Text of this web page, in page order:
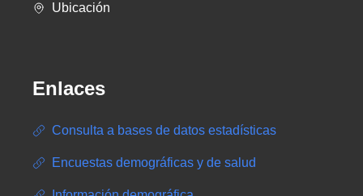
Ubicación
Enlaces
Consulta a bases de datos estadísticas
Encuestas demográficas y de salud